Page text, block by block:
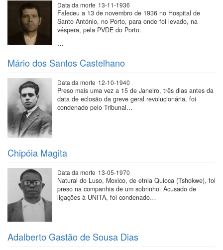
Data da morte 13-11-1936
Faleceu a 13 de novembro de 1936 no Hospital de
Santo António, no Porto, para onde foi levado, na
véspera, pela PVDE do Porto.
…
Mário dos Santos Castelhano
Data da morte 12-10-1940
Preso mais uma vez a 15 de Janeiro, três dias antes da
data de eclosão da greve geral revolucionária, foi
condenado pelo Tribunal…
Chipóia Magita
Data da morte 13-05-1970
Natural do Luso, Moxico, de etnia Quioca (Tshokwe), foi
preso na companhia de um sobrinho. Acusado de
ligações à UNITA, foi condenado…
Adalberto Gastão de Sousa Dias